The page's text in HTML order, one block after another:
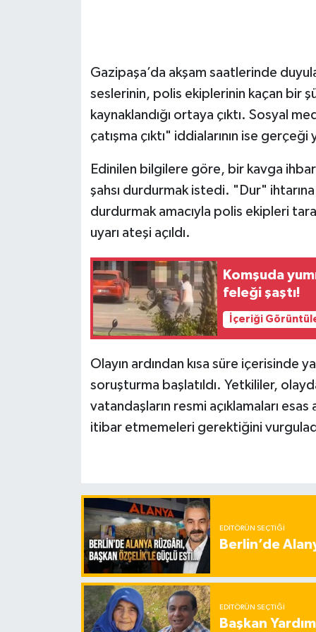
Gazipaşa’da akşam saatlerinde
seslerinin, polis ekiplerinin kaçan bir
kaynaklandığı ortaya çıktı. Sosyal
çatışma çıktı" iddialarının ise gerçeği
Edinilen bilgilere göre, bir kavga
şahsı durdurmak istedi. "Dur"
durdurmak amacıyla polis ekipleri
uyarı ateşi açıldı.
Komşuda
feleği şaştı!
İçeriği
Olayın ardından kısa süre içerisinde
soruşturma başlatıldı. Yetkililer,
vatandaşların resmi açıklamaları
itibar etmemeleri gerektiğini
EDITÖRÜN SEÇTIĞI
Berlin’de
EDITÖRÜN SEÇTIĞI
Başkan